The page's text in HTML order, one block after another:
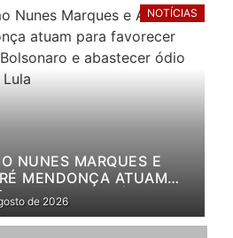
ABAFA CRIAÇÃO DE 1 MILHÃO
NOTÍCIAS
NUNES MARQUES E
MENDONÇA ATUAM
FAVORECER FLÁVIO
E ABASTECER
CONTRA LULA
de 2026